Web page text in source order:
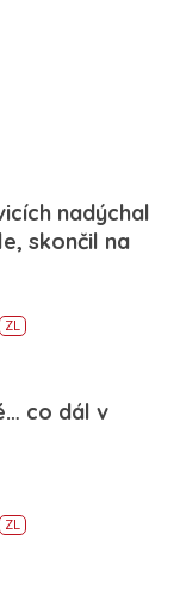
nadýchal
skončil na
ZL
co dál v
ZL